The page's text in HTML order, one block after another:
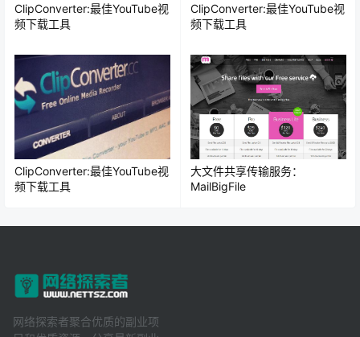
ClipConverter:最佳YouTube视
频下载工具
ClipConverter:最佳YouTube视
频下载工具
ClipConverter:最佳YouTube视
频下载工具
大文件共享传输服务：
MailBigFile
网络探索者聚合优质的副业项